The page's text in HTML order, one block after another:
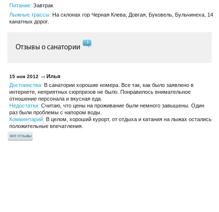
Питание: Завтрак
Лыжные трассы: На склонах гор Черная Клева, Довгая, Буковель, Бульчинеха, 14
канатных дорог.
Отзывы о санатории
1
15 ноя 2012
Илья
Достоинства: В санатории хорошие номера. Все так, как было заявлено в
интернете, неприятных сюрпризов не было. Понравилось внимательное
отношение персонала и вкусная еда.
Недостатки: Считаю, что цены на проживание были немного завышены. Один
раз были проблемы с напором воды.
Комментарий: В целом, хороший курорт, от отдыха и катания на лыжах остались
положительные впечатления.
все отзывы